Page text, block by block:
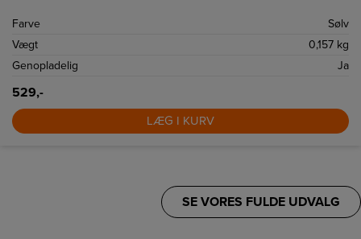
Farve
Sølv
Vægt
0,157 kg
Genopladelig
Ja
529,-
LÆG I KURV
SE VORES FULDE UDVALG